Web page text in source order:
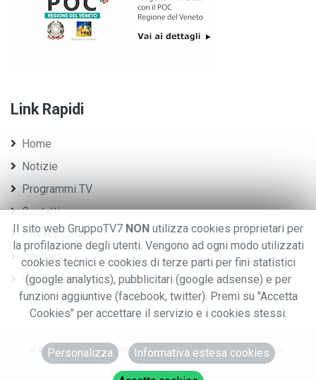
Link Rapidi
Home
Notizie
Programmi TV
Contatti
Privacy policy
Cookies
Whistleblowing
© 2020 GRUPPO EDITORIALE TV7..TUTTI I DIRITTI RISERVATI. - P.iva:
0076970028
Designed usingHTML Codex
Il sito web GruppoTV7 NON utilizza cookies proprietari per
la profilazione degli utenti. Vengono ad ogni modo utilizzati
cookies tecnici e cookies di terze parti per fini statistici
(google analytics), pubblicitari (google adsense) e per
funzioni aggiuntive (facebook, twitter). Premi su "Accetta
Cookies" per accettare il servizio e i cookies stessi.
Personalizza Informativa estesa cookies